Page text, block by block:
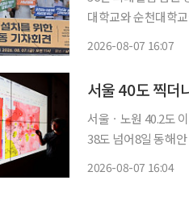
대학교와 순천대학
2026-08-07 16:07
서울 40도 찍
서울ㆍ노원 40.2도
38도 넘어8일 동해안 비 시
2026-08-07 16:04